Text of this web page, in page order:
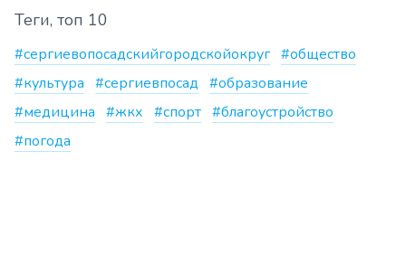
Теги, топ 10
#сергиевопосадскийгородскойокруг #общество
#культура #сергиевпосад #образование
#медицина #жкх #спорт #благоустройство
#погода